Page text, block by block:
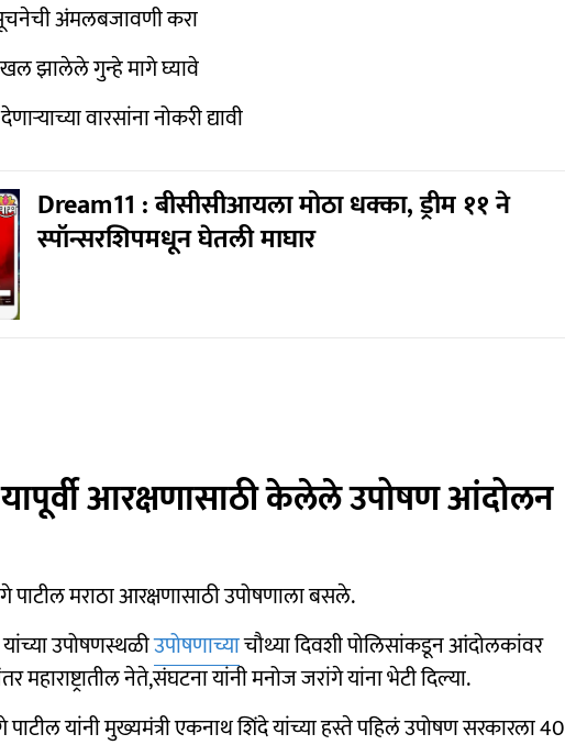
अंमलबजावणी करा
झालेले गुन्हे मागे घ्यावे
वारसांना नोकरी द्यावी
Dream11 : बीसीसीआयला मोठा धक्का, ड्रीम ११ ने
स्पॉन्सरशिपमधून घेतली माघार
यापूर्वी आरक्षणासाठी केलेले उपोषण आंदोलन
मराठा आरक्षणासाठी उपोषणाला बसले.
उपोषणस्थळीउपोषणाच्याचौथ्या दिवशी पोलिसांकडून आंदोलकांवर
महाराष्ट्रातील नेते,संघटना यांनी मनोज जरांगे यांना भेटी दिल्या.
यांनी मुख्यमंत्री एकनाथ शिंदे यांच्या हस्ते पहिलं उपोषण सरकारला 40